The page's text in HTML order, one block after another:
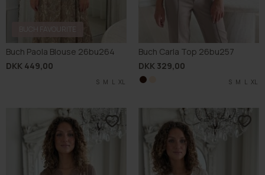
Buch Paola Blouse 26bu264
DKK 449,00
S M L XL
Buch Carla Top 26bu257
DKK 329,00
S M L XL
S M L XL